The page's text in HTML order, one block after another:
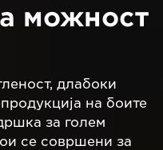
можност
длабоки
на боите
за голем
се совршени за